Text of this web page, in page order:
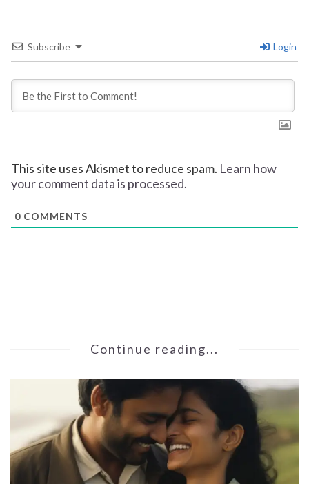
Subscribe Login
This site uses Akismet to reduce spam. Learn how
your comment data is processed.
0 COMMENTS
Continue reading...